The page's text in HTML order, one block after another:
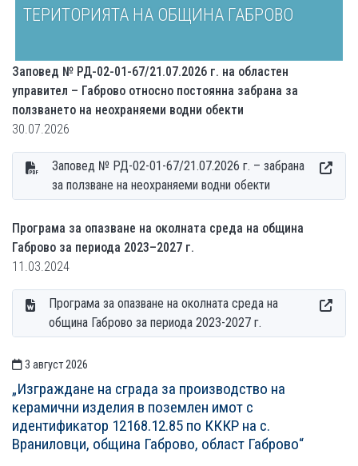
ТЕРИТОРИЯТА НА ОБЩИНА ГАБРОВО
Заповед № РД-02-01-67/21.07.2026 г. на областен
управител – Габрово относно постоянна забрана за
ползването на неохраняеми водни обекти
30.07.2026
Заповед № РД-02-01-67/21.07.2026 г. – забрана
за ползване на неохраняеми водни обекти
Програма за опазване на околната среда на община
Габрово за периода 2023–2027 г.
11.03.2024
Програма за опазване на околната среда на
община Габрово за периода 2023-2027 г.
СТАТИИСТАТИИ
3 август 2026
„Изграждане на сграда за производство на
керамични изделия в поземлен имот с
идентификатор 12168.12.85 по КККР на с.
Враниловци, община Габрово, област Габрово“